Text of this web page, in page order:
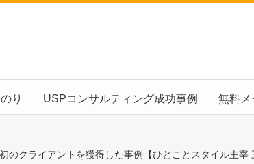
り USPコンサルティング成功事例 無料メ
のクライアントを獲得した事例【ひとことスタイル主宰